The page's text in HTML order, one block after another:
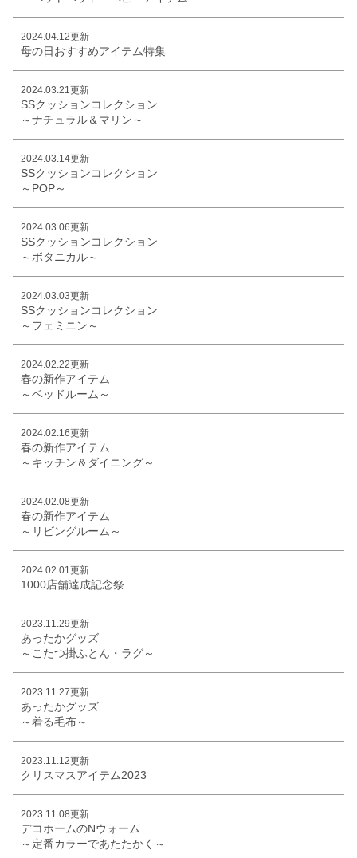
2024.04.12更新
母の日おすすめアイテム特集
2024.03.21更新
SSクッションコレクション
～ナチュラル＆マリン～
2024.03.14更新
SSクッションコレクション
～POP～
2024.03.06更新
SSクッションコレクション
～ボタニカル～
2024.03.03更新
SSクッションコレクション
～フェミニン～
2024.02.22更新
春の新作アイテム
～ベッドルーム～
2024.02.16更新
春の新作アイテム
～キッチン＆ダイニング～
2024.02.08更新
春の新作アイテム
～リビングルーム～
2024.02.01更新
1000店舗達成記念祭
2023.11.29更新
あったかグッズ
～こたつ掛ふとん・ラグ～
2023.11.27更新
あったかグッズ
～着る毛布～
2023.11.12更新
クリスマスアイテム2023
2023.11.08更新
デコホームのNウォーム
～定番カラーであたたかく～